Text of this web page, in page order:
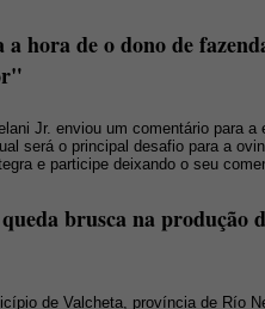
hora de o dono de
Jr. enviou um comentário para a
será o principal desafio para a
e participe deixando o seu
brusca na produção
de Valcheta, província de Río